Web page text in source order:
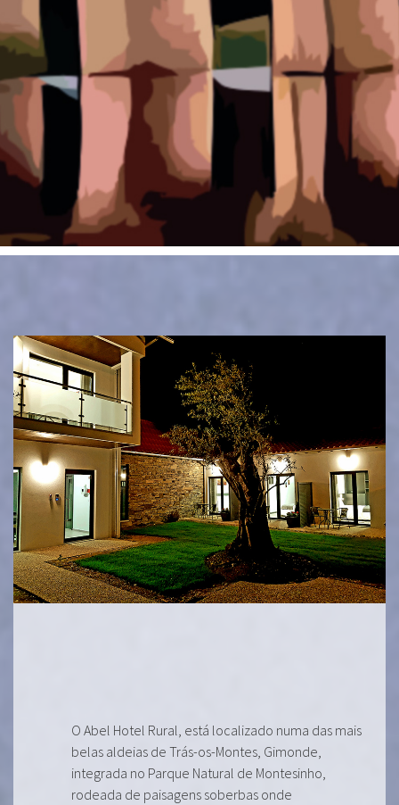
O Abel Hotel Rural, está localizado numa das mais
belas aldeias de Trás-os-Montes, Gimonde,
integrada no Parque Natural de Montesinho,
rodeada de paisagens soberbas onde